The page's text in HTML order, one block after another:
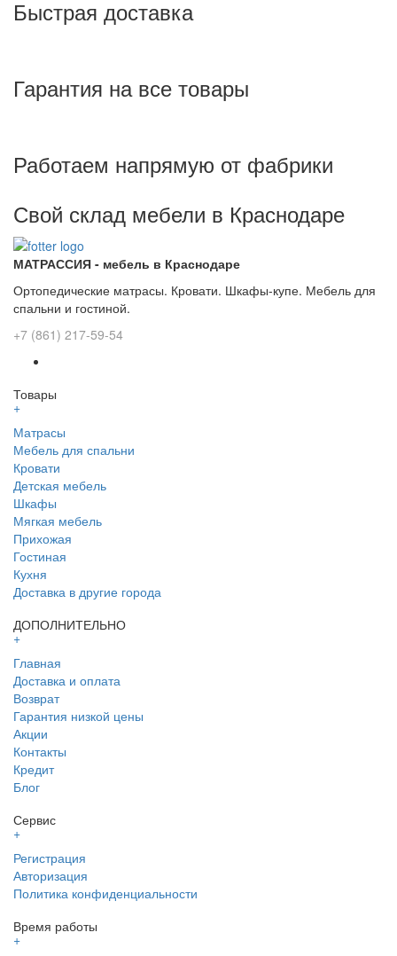
Быстрая доставка
Гарантия на все товары
Работаем напрямую от фабрики
Свой склад мебели в Краснодаре
МАТРАССИЯ - мебель в Краснодаре
Ортопедические матрасы. Кровати. Шкафы-купе. Мебель для
спальни и гостиной.
+7 (861) 217-59-54
Товары
+
Матрасы
Мебель для спальни
Кровати
Детская мебель
Шкафы
Мягкая мебель
Прихожая
Гостиная
Кухня
Доставка в другие города
ДОПОЛНИТЕЛЬНО
+
Главная
Доставка и оплата
Возврат
Гарантия низкой цены
Акции
Контакты
Кредит
Блог
Сервис
+
Регистрация
Авторизация
Политика конфиденциальности
Время работы
+